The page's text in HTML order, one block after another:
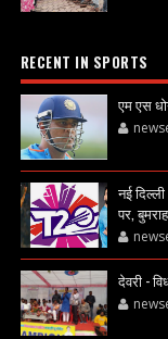
RECENT IN SPORTS
एम एस
नई
पर,
देवरी -